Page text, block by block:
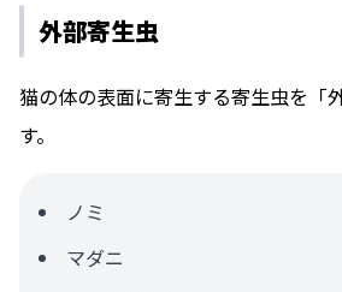
外部寄生虫
猫の体の表面に寄生する寄生虫を「
す。
ノミ
マダニ